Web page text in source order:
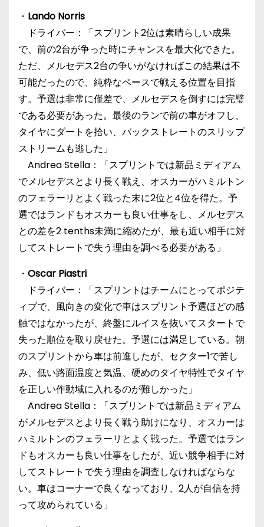
・ Lando Norris
ドライバー：「スプリント2位は素晴らしい成果
で、前の2台が争った時にチャンスを最大化できた。
ただ、メルセデス2台の争いがなければこの結果は不
可能だったので、純粋なペースで戦える位置を目指
す。予選は非常に僅差で、メルセデスを倒すには完璧
である必要があった。最後のランで前の車がオフし、
タイヤにダートを拾い、バックストレートのスリップ
ストリームも逃した」
Andrea Stella：「スプリントでは新品ミディアム
でメルセデスとより長く戦え、オスカーがハミルトン
のフェラーリとよく戦った末に2位と4位を得た。予
選ではランドもオスカーも良い仕事をし、メルセデス
との差を2 tenths未満に縮めたが、最も近い相手に対
してストレートで失う理由を調べる必要がある」
・ Oscar Piastri
ドライバー：「スプリントはチームにとってポジテ
ィブで、風向きの変化で車はスプリント予選ほどの感
触ではなかったが、終盤にルイスを抜いてスタートで
失った順位を取り戻せた。予選には満足している。朝
のスプリントから車は前進したが、セクター1で苦し
み、低い路面温度と気温、硬めのタイヤ特性でタイヤ
を正しい作動域に入れるのが難しかった」
Andrea Stella：「スプリントでは新品ミディアム
がメルセデスとより長く戦う助けになり、オスカーは
ハミルトンのフェラーリとよく戦った。予選ではラン
ドもオスカーも良い仕事をしたが、近い競争相手に対
してストレートで失う理由を調査しなければならな
い。車はコーナーで良くなっており、2人が自信を持
って攻められている」